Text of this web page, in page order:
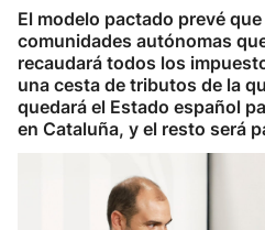
El modelo pactado prevé
comunidades autónomas
recaudará todos los
una cesta de tributos de la
quedará el Estado español
en Cataluña, y el resto será